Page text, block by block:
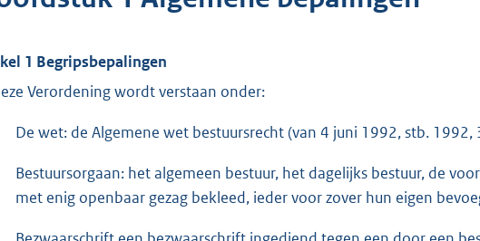
1 Begripsbepalingen
Verordening wordt verstaan onder:
De wet: de Algemene wet bestuursrecht (van 4 juni 1992, stb. 1992,
Bestuursorgaan: het algemeen bestuur, het dagelijks bestuur, de
met enig openbaar gezag bekleed, ieder voor zover hun eigen